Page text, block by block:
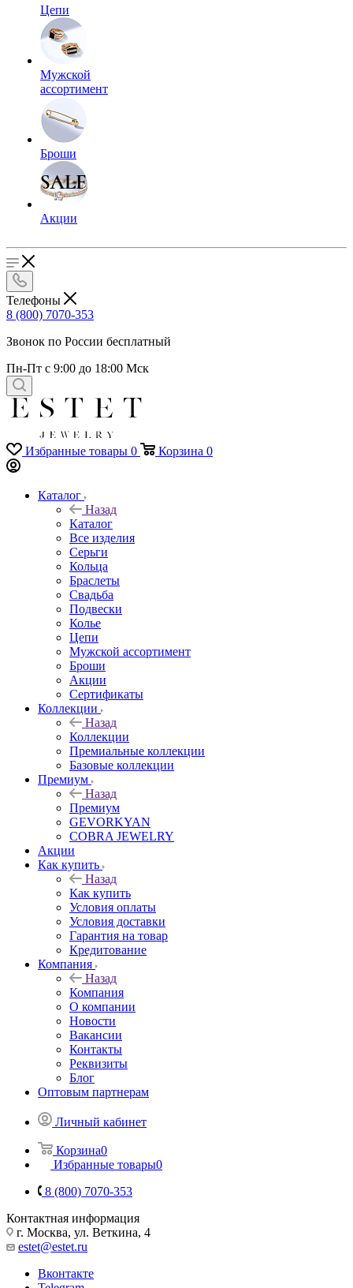
Цепи
Мужской
ассортимент
Броши
Акции
Телефоны
8 (800) 7070-353
Звонок по России бесплатный
Пн-Пт с 9:00 до 18:00 Мск
Избранные товары 0 Корзина 0
Каталог
Назад
Каталог
Все изделия
Серьги
Кольца
Браслеты
Свадьба
Подвески
Колье
Цепи
Мужской ассортимент
Броши
Акции
Сертификаты
Коллекции
Назад
Коллекции
Премиальные коллекции
Базовые коллекции
Премиум
Назад
Премиум
GEVORKYAN
COBRA JEWELRY
Акции
Как купить
Назад
Как купить
Условия оплаты
Условия доставки
Гарантия на товар
Кредитование
Компания
Назад
Компания
О компании
Новости
Вакансии
Контакты
Реквизиты
Блог
Оптовым партнерам
Личный кабинет
Корзина0
Избранные товары0
8 (800) 7070-353
Контактная информация
г. Москва, ул. Веткина, 4
estet@estet.ru
Вконтакте